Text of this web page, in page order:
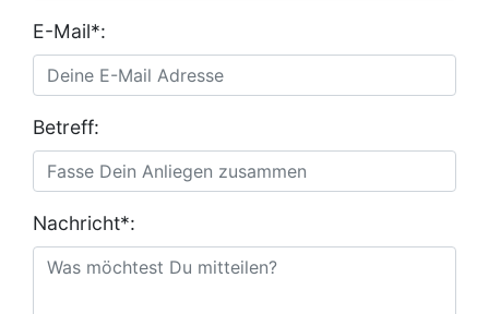
E-Mail*:
Betreff:
Nachricht*: